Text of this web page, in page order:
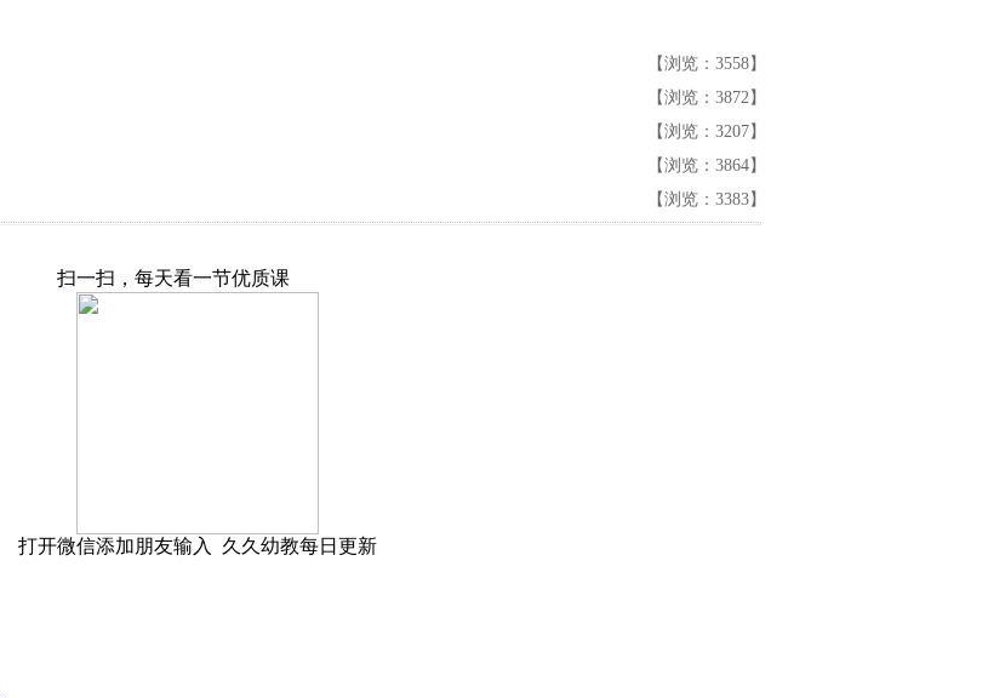
【浏览：3558】
【浏览：3872】
【浏览：3207】
【浏览：3864】
【浏览：3383】
扫一扫，每天看一节优质课
打开微信添加朋友输入 久久幼教每日更新